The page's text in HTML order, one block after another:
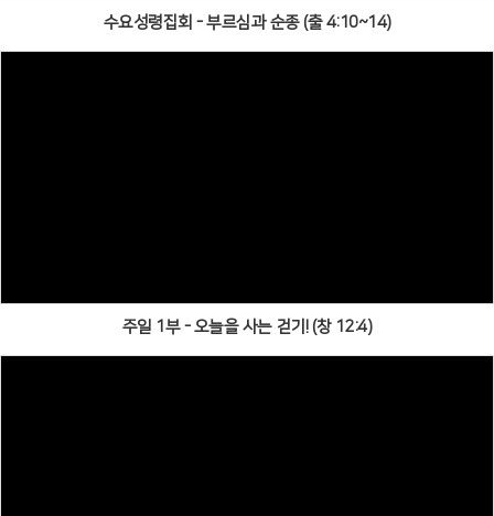
수요성령집회 - 부르심과 순종 (출 4:10~14)
주일 1부 - 오늘을 사는 걷기! (창 12:4)